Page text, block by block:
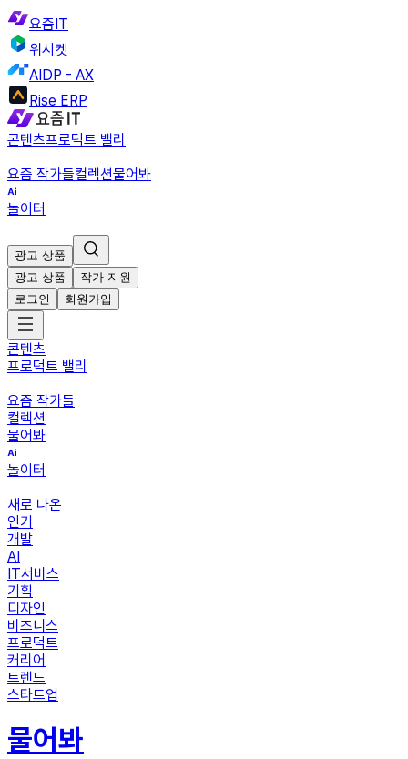
요즘IT
위시켓
AIDP - AX
Rise ERP
콘텐츠프로덕트 밸리
요즘 작가들컬렉션물어봐
놀이터
광고 상품
광고 상품
작가 지원
로그인
회원가입
콘텐츠
프로덕트 밸리
요즘 작가들
컬렉션
물어봐
놀이터
새로 나온
인기
개발
AI
IT서비스
기획
디자인
비즈니스
프로덕트
커리어
트렌드
스타트업
물어봐